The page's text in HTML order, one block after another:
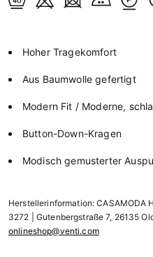
Hoher Tragekomfort
Aus Baumwolle gefertigt
Modern Fit / Moderne,
Button-Down-Kragen
Modisch gemusterter
Herstellerinformation: CASAMODA
3272 | Gutenbergstraße 7, 26135
onlineshop@venti.com